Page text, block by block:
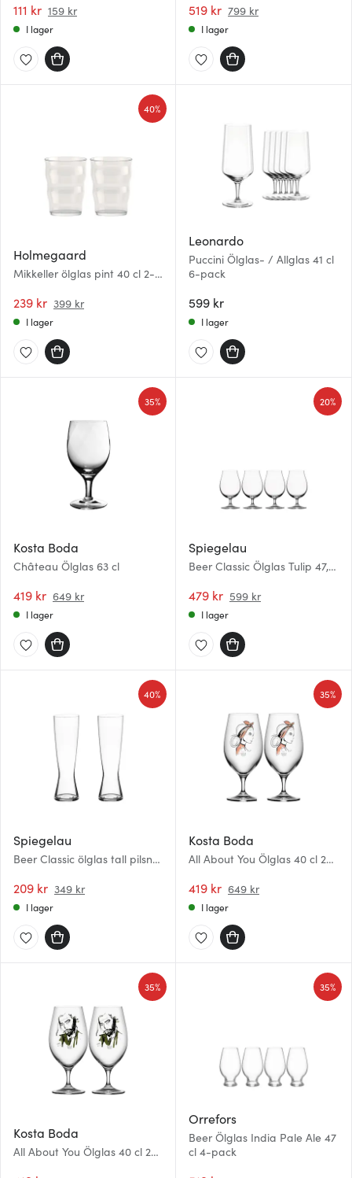
111 kr 159 kr
I lager
519 kr 799 kr
I lager
Holmegaard
Mikkeller ölglas pint 40 cl 2-
239 kr 399 kr
40%
I lager
Leonardo
Puccini Ölglas- / Allglas 41 cl
6-pack
599 kr
I lager
Kosta Boda
Château Ölglas 63 cl
419 kr 649 kr
35%
I lager
Spiegelau
Beer Classic Ölglas Tulip 47,5
479 kr 599 kr
20%
I lager
Spiegelau
Beer Classic ölglas tall pilsner
209 kr 349 kr
40%
I lager
Kosta Boda
All About You Ölglas 40 cl 2-
419 kr 649 kr
35%
I lager
Kosta Boda
All About You Ölglas 40 cl 2-
35%
Orrefors
Beer Ölglas India Pale Ale 47
cl 4-pack
35%